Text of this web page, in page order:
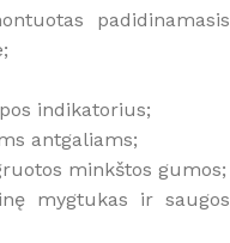
padidinamasis
indikatorius;
antgaliams;
minkštos gumos;
mygtukas ir saugos